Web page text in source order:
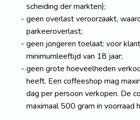
scheiding der markten);
geen overlast veroorzaakt,
parkeeroverlast;
geen jongeren toelaat: voor
minimumleeftijd van 18 jaar;
geen grote hoeveelheden
heeft. Een coffeeshop mag
dag per persoon verkopen. De
maximaal 500 gram in voorraad